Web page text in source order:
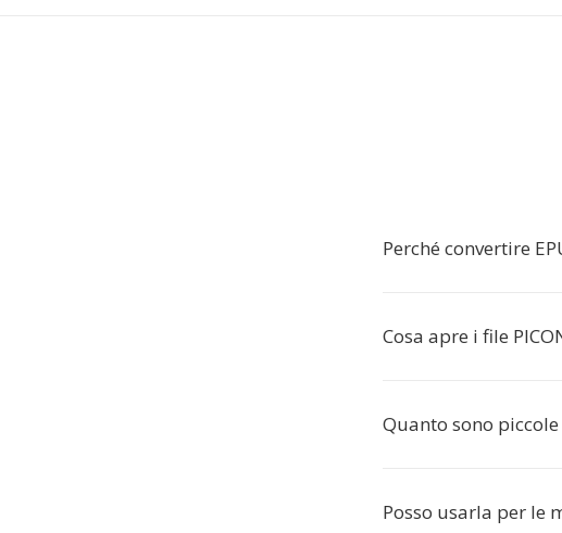
Perché convertire
Cosa apre i file
Quanto sono
Posso usarla per le